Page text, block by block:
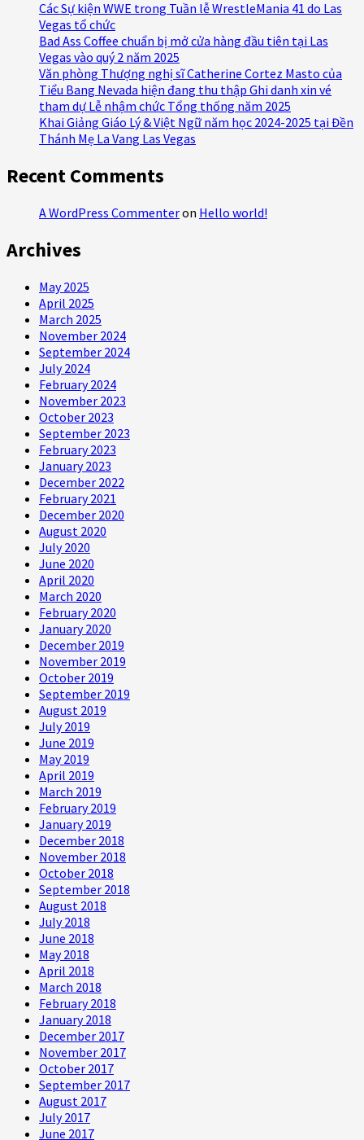
Các Sự kiện WWE trong Tuần lễ WrestleMania 41 do Las
Vegas tổ chức
Bad Ass Coffee chuẩn bị mở cửa hàng đầu tiên tại Las
Vegas vào quý 2 năm 2025
Văn phòng Thượng nghị sĩ Catherine Cortez Masto của
Tiểu Bang Nevada hiện đang thu thập Ghi danh xin vé
tham dự Lễ nhậm chức Tổng thống năm 2025
Khai Giảng Giáo Lý & Việt Ngữ năm học 2024-2025 tại Đền
Thánh Mẹ La Vang Las Vegas
Recent Comments
A WordPress Commenteron Hello world!
Archives
May 2025
April 2025
March 2025
November 2024
September 2024
July 2024
February 2024
November 2023
October 2023
September 2023
February 2023
January 2023
December 2022
February 2021
December 2020
August 2020
July 2020
June 2020
April 2020
March 2020
February 2020
January 2020
December 2019
November 2019
October 2019
September 2019
August 2019
July 2019
June 2019
May 2019
April 2019
March 2019
February 2019
January 2019
December 2018
November 2018
October 2018
September 2018
August 2018
July 2018
June 2018
May 2018
April 2018
March 2018
February 2018
January 2018
December 2017
November 2017
October 2017
September 2017
August 2017
July 2017
June 2017